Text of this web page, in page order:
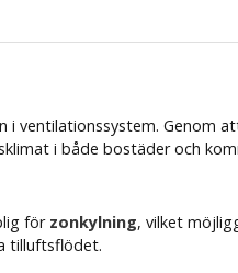
ventilationssystem. Genom
i både bostäder och
för zonkylning, vilket
tilluftsflödet.